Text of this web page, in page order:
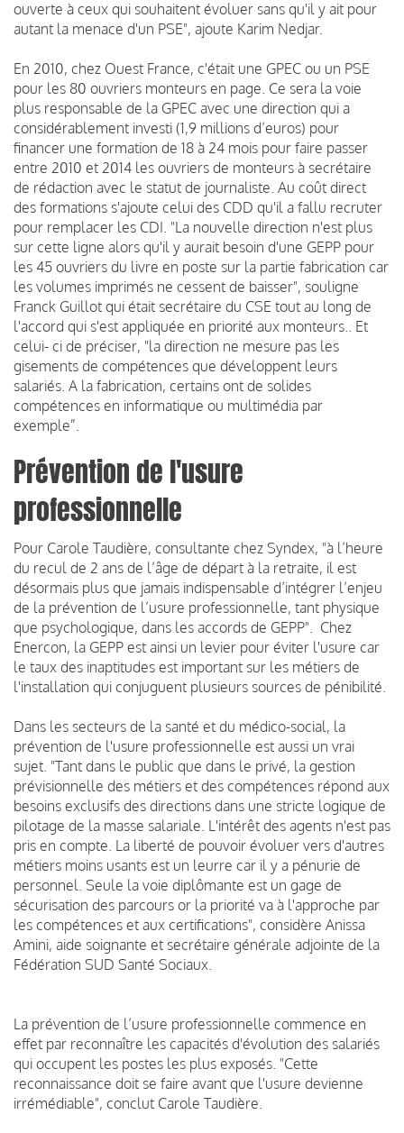
ouverte à ceux qui souhaitent évoluer sans qu'il y ait pour
autant la menace d'un PSE", ajoute Karim Nedjar.
En 2010, chez Ouest France, c'était une GPEC ou un PSE
pour les 80 ouvriers monteurs en page. Ce sera la voie
plus responsable de la GPEC avec une direction qui a
considérablement investi (1,9 millions d’euros) pour
financer une formation de 18 à 24 mois pour faire passer
entre 2010 et 2014 les ouvriers de monteurs à secrétaire
de rédaction avec le statut de journaliste. Au coût direct
des formations s'ajoute celui des CDD qu'il a fallu recruter
pour remplacer les CDI. "La nouvelle direction n'est plus
sur cette ligne alors qu'il y aurait besoin d'une GEPP pour
les 45 ouvriers du livre en poste sur la partie fabrication car
les volumes imprimés ne cessent de baisser", souligne
Franck Guillot qui était secrétaire du CSE tout au long de
l'accord qui s'est appliquée en priorité aux monteurs.. Et
celui- ci de préciser, "la direction ne mesure pas les
gisements de compétences que développent leurs
salariés. A la fabrication, certains ont de solides
compétences en informatique ou multimédia par
exemple”.
Prévention de l'usure
professionnelle
Pour Carole Taudière, consultante chez Syndex, "à l’heure
du recul de 2 ans de l’âge de départ à la retraite, il est
désormais plus que jamais indispensable d’intégrer l’enjeu
de la prévention de l’usure professionnelle, tant physique
que psychologique, dans les accords de GEPP". Chez
Enercon, la GEPP est ainsi un levier pour éviter l'usure car
le taux des inaptitudes est important sur les métiers de
l'installation qui conjuguent plusieurs sources de pénibilité.
Dans les secteurs de la santé et du médico-social, la
prévention de l'usure professionnelle est aussi un vrai
sujet. "Tant dans le public que dans le privé, la gestion
prévisionnelle des métiers et des compétences répond aux
besoins exclusifs des directions dans une stricte logique de
pilotage de la masse salariale. L'intérêt des agents n'est pas
pris en compte. La liberté de pouvoir évoluer vers d'autres
métiers moins usants est un leurre car il y a pénurie de
personnel. Seule la voie diplômante est un gage de
sécurisation des parcours or la priorité va à l'approche par
les compétences et aux certifications", considère Anissa
Amini, aide soignante et secrétaire générale adjointe de la
Fédération SUD Santé Sociaux.
La prévention de l’usure professionnelle commence en
effet par reconnaître les capacités d'évolution des salariés
qui occupent les postes les plus exposés. "Cette
reconnaissance doit se faire avant que l'usure devienne
irrémédiable", conclut Carole Taudière.